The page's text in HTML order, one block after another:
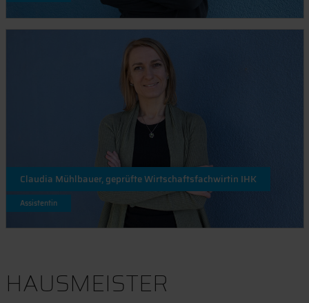
Claudia Mühlbauer, geprüfte Wirtschaftsfachwirtin IHK
Assistentin
HAUSMEISTER